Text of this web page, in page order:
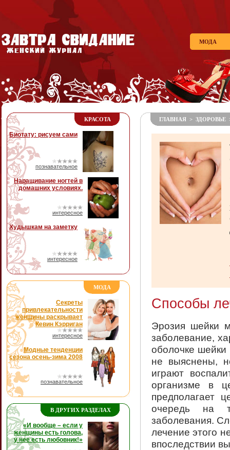
МОДА
КРАСОТА
Биотату: рисуем сами
познавательное
Наращивание ногтей в
домашних условиях.
интересное
Худышкам на заметку
интересное
МОДА
Секреты
привлекательности
женщины раскрывает
Кевин Кэрриган
интересное
Модные тенденции
сезона осень-зима 2008
познавательное
В ДРУГИХ РАЗДЕЛАХ
«И вообще – если у
женщины есть голова,
у нее есть любовник!»
ГЛАВНАЯ > ЗДОРОВЬЕ
Способы
Эрозия шейки
заболевание,
оболочке
не выяснены,
играют
организме в
предполагает
очередь на
заболевания.
лечение этого
впоследствии